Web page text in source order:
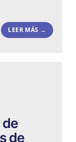
LEER MÁS →
de
de